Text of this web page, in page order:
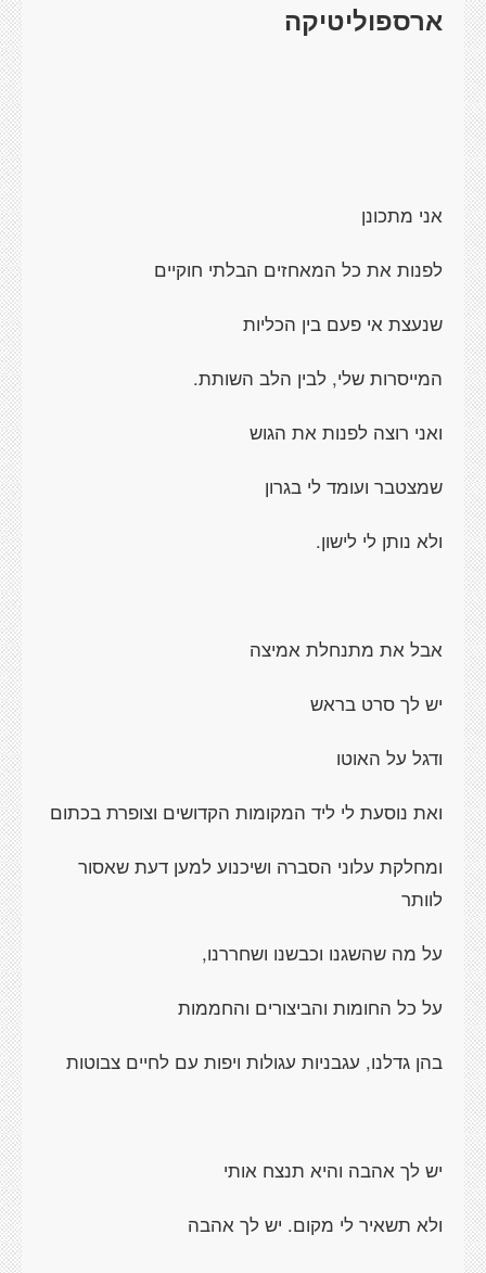
ארספוליטיקה
אני מתכונן
לפנות את כל המאחזים הבלתי חוקיים
שנעצת אי פעם בין הכליות
המייסרות שלי, לבין הלב השותת.
ואני רוצה לפנות את הגוש
שמצטבר ועומד לי בגרון
ולא נותן לי לישון.
אבל את מתנחלת אמיצה
יש לך סרט בראש
ודגל על האוטו
ואת נוסעת לי ליד המקומות הקדושים וצופרת בכתום
ומחלקת עלוני הסברה ושיכנוע למען דעת שאסור
לוותר
על מה שהשגנו וכבשנו ושחררנו,
על כל החומות והביצורים והחממות
בהן גדלנו, עגבניות עגולות ויפות עם לחיים צבוטות
יש לך אהבה והיא תנצח אותי
ולא תשאיר לי מקום. יש לך אהבה